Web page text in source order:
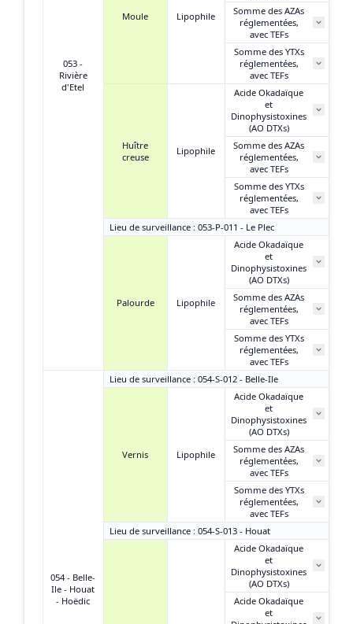
053 -
Rivière
d'Etel
Moule Lipophile
Somme des AZAs
réglementées,
avec TEFs
Somme des YTXs
réglementées,
avec TEFs
Huître
creuse
Lipophile
Acide Okadaïque
et
Dinophysistoxines
(AO DTXs)
Somme des AZAs
réglementées,
avec TEFs
Somme des YTXs
réglementées,
avec TEFs
Lieu de surveillance : 053-P-011 - Le Plec
Palourde Lipophile
Acide Okadaïque
et
Dinophysistoxines
(AO DTXs)
Somme des AZAs
réglementées,
avec TEFs
Somme des YTXs
réglementées,
avec TEFs
054 - Belle-
Ile - Houat
- Hoëdic
Lieu de surveillance : 054-S-012 - Belle-Ile
Vernis Lipophile
Acide Okadaïque
et
Dinophysistoxines
(AO DTXs)
Somme des AZAs
réglementées,
avec TEFs
Somme des YTXs
réglementées,
avec TEFs
Lieu de surveillance : 054-S-013 - Houat
Acide Okadaïque
et
Dinophysistoxines
(AO DTXs)
Acide Okadaïque
et